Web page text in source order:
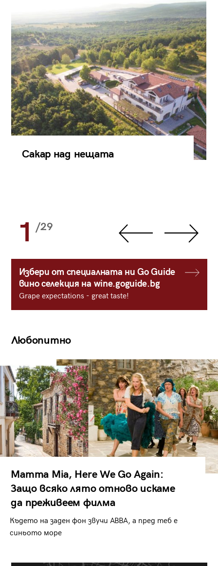
Сакар над нещата
1 /29
Избери от специалната ни Go Guide
вино селекция на wine.goguide.bg
Grape expectations - great taste!
Любопитно
Mamma Mia, Here We Go Again:
Защо всяко лято отново искаме
да преживеем филма
Където на заден фон звучи ABBA, а пред теб е
синьото море